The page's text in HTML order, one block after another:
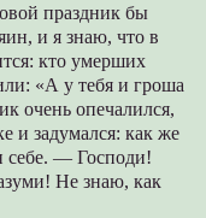
праздник бы
и я знаю, что в
кто умерших
«А у тебя и гроша
очень опечалился,
и задумался: как же
себе. — Господи!
Не знаю, как